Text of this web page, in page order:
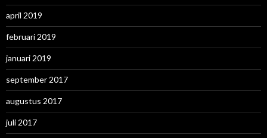
april 2019
februari 2019
januari 2019
september 2017
augustus 2017
juli 2017